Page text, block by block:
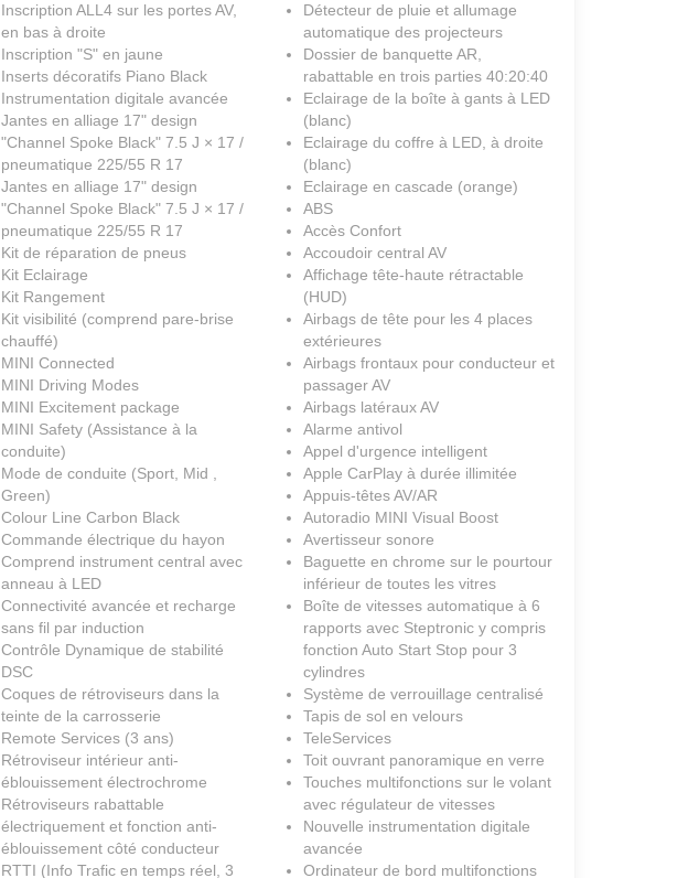
Inscription ALL4 sur les portes AV,
en bas à droite
Inscription "S" en jaune
Inserts décoratifs Piano Black
Instrumentation digitale avancée
Jantes en alliage 17" design
"Channel Spoke Black" 7.5 J × 17 /
pneumatique 225/55 R 17
Jantes en alliage 17" design
"Channel Spoke Black" 7.5 J × 17 /
pneumatique 225/55 R 17
Kit de réparation de pneus
Kit Eclairage
Kit Rangement
Kit visibilité (comprend pare-brise
chauffé)
MINI Connected
MINI Driving Modes
MINI Excitement package
MINI Safety (Assistance à la
conduite)
Mode de conduite (Sport, Mid ,
Green)
Colour Line Carbon Black
Commande électrique du hayon
Comprend instrument central avec
anneau à LED
Connectivité avancée et recharge
sans fil par induction
Contrôle Dynamique de stabilité
DSC
Coques de rétroviseurs dans la
teinte de la carrosserie
Remote Services (3 ans)
Rétroviseur intérieur anti-
éblouissement électrochrome
Rétroviseurs rabattable
électriquement et fonction anti-
éblouissement côté conducteur
RTTI (Info Trafic en temps réel, 3
Détecteur de pluie et allumage
automatique des projecteurs
Dossier de banquette AR,
rabattable en trois parties 40:20:40
Eclairage de la boîte à gants à LED
(blanc)
Eclairage du coffre à LED, à droite
(blanc)
Eclairage en cascade (orange)
ABS
Accès Confort
Accoudoir central AV
Affichage tête-haute rétractable
(HUD)
Airbags de tête pour les 4 places
extérieures
Airbags frontaux pour conducteur et
passager AV
Airbags latéraux AV
Alarme antivol
Appel d'urgence intelligent
Apple CarPlay à durée illimitée
Appuis-têtes AV/AR
Autoradio MINI Visual Boost
Avertisseur sonore
Baguette en chrome sur le pourtour
inférieur de toutes les vitres
Boîte de vitesses automatique à 6
rapports avec Steptronic y compris
fonction Auto Start Stop pour 3
cylindres
Système de verrouillage centralisé
Tapis de sol en velours
TeleServices
Toit ouvrant panoramique en verre
Touches multifonctions sur le volant
avec régulateur de vitesses
Nouvelle instrumentation digitale
avancée
Ordinateur de bord multifonctions